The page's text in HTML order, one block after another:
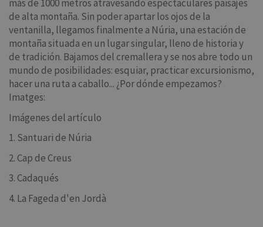
más de 1000 metros atravesando espectaculares paisajes
de alta montaña. Sin poder apartar los ojos de la
ventanilla, llegamos finalmente a Núria, una estación de
montaña situada en un lugar singular, lleno de historia y
de tradición. Bajamos del cremallera y se nos abre todo un
mundo de posibilidades: esquiar, practicar excursionismo,
hacer una ruta a caballo... ¿Por dónde empezamos?
Imatges:
Imágenes del artículo
1. Santuari de Núria
2. Cap de Creus
3. Cadaqués
4. La Fageda d'en Jordà